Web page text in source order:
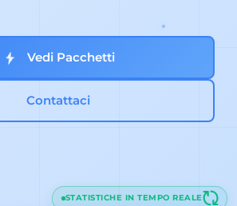
Vedi Pacchetti
Contattaci
STATISTICHE IN TEMPO REALE